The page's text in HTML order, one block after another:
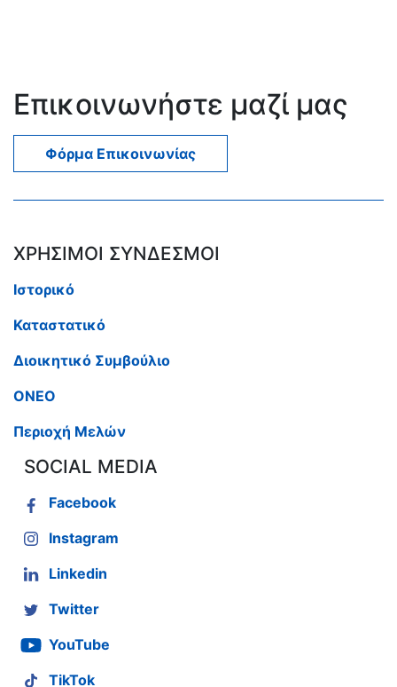
Επικοινωνήστε μαζί μας
Φόρμα Επικοινωνίας
ΧΡΗΣΙΜΟΙ ΣΥΝΔΕΣΜΟΙ
Ιστορικό
Καταστατικό
Διοικητικό Συμβούλιο
ΟΝΕΟ
Περιοχή Μελών
SOCIAL MEDIA
Facebook
Instagram
Linkedin
Twitter
YouTube
TikTok